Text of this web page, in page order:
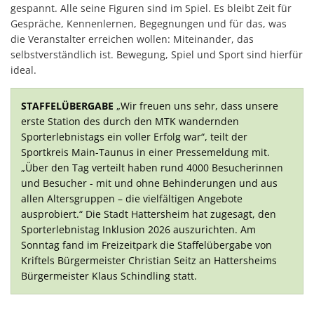
gespannt. Alle seine Figuren sind im Spiel. Es bleibt Zeit für
Gespräche, Kennenlernen, Begegnungen und für das, was
die Veranstalter erreichen wollen: Miteinander, das
selbstverständlich ist. Bewegung, Spiel und Sport sind hierfür
ideal.
STAFFELÜBERGABE „Wir freuen uns sehr, dass unsere
erste Station des durch den MTK wandernden
Sporterlebnistags ein voller Erfolg war“, teilt der
Sportkreis Main-Taunus in einer Pressemeldung mit.
„Über den Tag verteilt haben rund 4000 Besucherinnen
und Besucher - mit und ohne Behinderungen und aus
allen Altersgruppen – die vielfältigen Angebote
ausprobiert.“ Die Stadt Hattersheim hat zugesagt, den
Sporterlebnistag Inklusion 2026 auszurichten. Am
Sonntag fand im Freizeitpark die Staffelübergabe von
Kriftels Bürgermeister Christian Seitz an Hattersheims
Bürgermeister Klaus Schindling statt.